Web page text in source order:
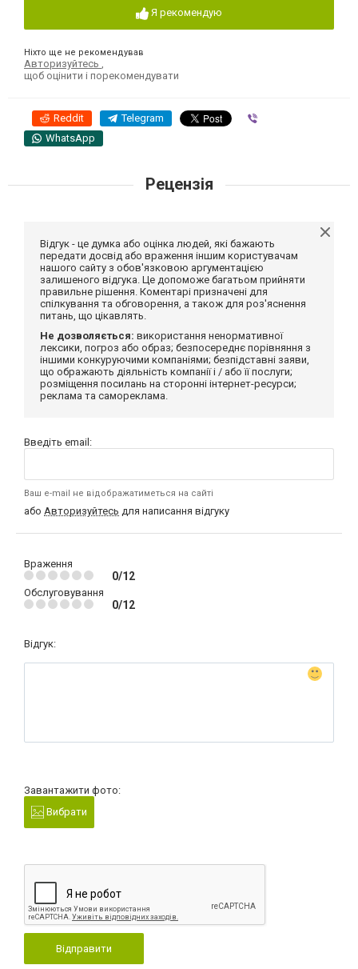
Я рекомендую
Ніхто ще не рекомендував
Авторизуйтесь
щоб оцінити і порекомендувати
Reddit Telegram
WhatsApp
Рецензія
Відгук - це думка або оцінка людей, які бажають
передати досвід або враження іншим користувачам
нашого сайту з обов'язковою аргументацією
залишеного відгука. Це допоможе багатьом прийняти
правильне рішення. Коментарі призначені для
спілкування та обговорення, а також для роз'яснення
питань, що цікавлять.
Не дозволяється: використання ненормативної
лексики, погроз або образ; безпосереднє порівняння з
іншими конкуруючими компаніями; безпідставні заяви,
що ображають діяльність компанії і / або її послуги;
розміщення посилань на сторонні інтернет-ресурси;
реклама та самореклама.
Введіть email:
Ваш e-mail не відображатиметься на сайті
або Авторизуйтесь для написання відгуку
Враження
0/12
Обслуговування
0/12
Відгук:
Завантажити фото:
Вибрати
Відправити